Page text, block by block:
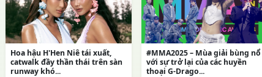
Hoa hậu H'Hen Niê tái xuất,
catwalk đầy thần thái trên sàn
runway khó...
#MMA2025 – Mùa giải bùng nổ
với sự trở lại của các huyền
thoại G-Drago...